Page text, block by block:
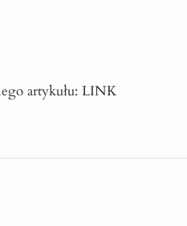
artykułu: LINK